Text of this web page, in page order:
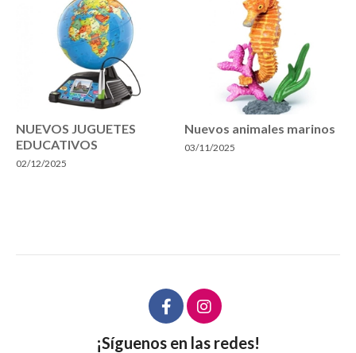
NUEVOS JUGUETES
EDUCATIVOS
02/12/2025
Nuevos animales marinos
03/11/2025
¡Síguenos en las redes!